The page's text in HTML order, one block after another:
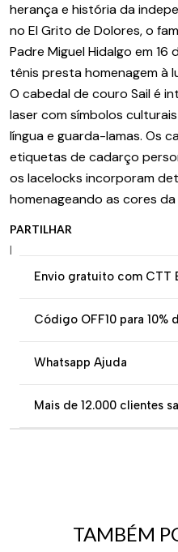
herança e história da
no El Grito de Dolores, o
Padre Miguel Hidalgo em 16
tênis presta homenagem à
O cabedal de couro Sail é
laser com símbolos
língua e guarda-lamas. Os
etiquetas de cadarço
os lacelocks incorporam
homenageando as cores
PARTILHAR
|
Envio gratuito com CTT
Código OFF10 para
Whatsapp Ajuda
Mais de 12.000 clientes
TAMBÉM